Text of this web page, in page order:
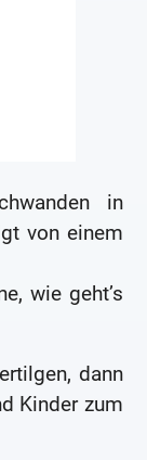
in
von einem
wie geht’s
dann
Kinder zum